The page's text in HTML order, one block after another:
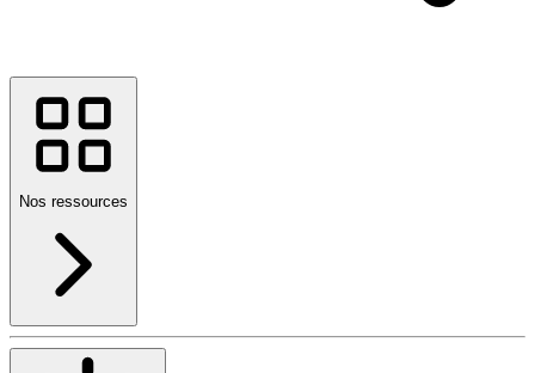
Nos ressources